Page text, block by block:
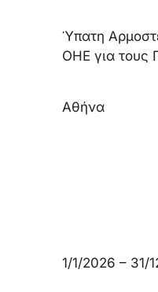
Ύπατη
ΟΗΕ για τους
Αθήνα
1/1/2026 – 31/